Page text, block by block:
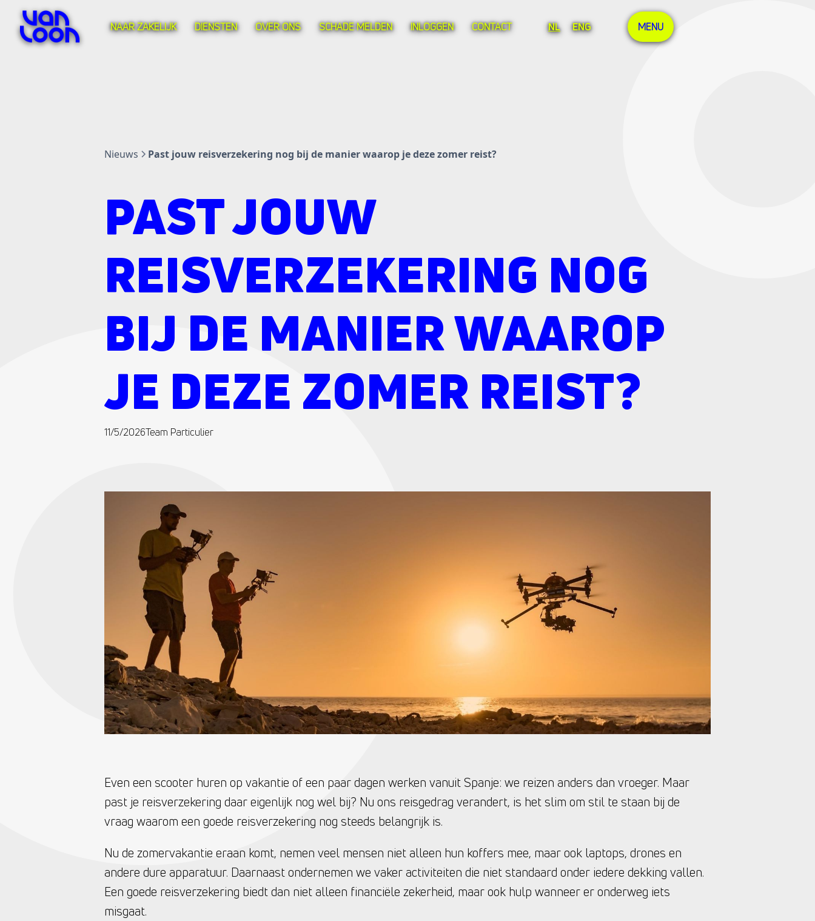
NAAR ZAKELIJK DIENSTEN OVER ONS SCHADE MELDEN INLOGGEN CONTACT NL ENG MENU
Nieuws Past jouw reisverzekering nog bij de manier waarop je deze zomer reist?
PAST JOUW
REISVERZEKERING NOG
BIJ DE MANIER WAAROP
JE DEZE ZOMER REIST?
11/5/2026Team Particulier
Even een scooter huren op vakantie of een paar dagen werken vanuit Spanje: we reizen anders dan vroeger. Maar
past je reisverzekering daar eigenlijk nog wel bij? Nu ons reisgedrag verandert, is het slim om stil te staan bij de
vraag waarom een goede reisverzekering nog steeds belangrijk is.
Nu de zomervakantie eraan komt, nemen veel mensen niet alleen hun koffers mee, maar ook laptops, drones en
andere dure apparatuur. Daarnaast ondernemen we vaker activiteiten die niet standaard onder iedere dekking vallen.
Een goede reisverzekering biedt dan niet alleen financiële zekerheid, maar ook hulp wanneer er onderweg iets
misgaat.